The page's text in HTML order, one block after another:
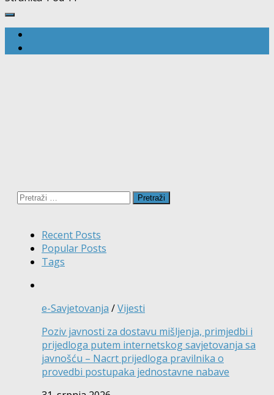
Pretraži:
Recent Posts
Popular Posts
Tags
e-Savjetovanja /Vijesti
Poziv javnosti za dostavu mišljenja, primjedbi i
prijedloga putem internetskog savjetovanja sa
javnošću – Nacrt prijedloga pravilnika o
provedbi postupaka jednostavne nabave